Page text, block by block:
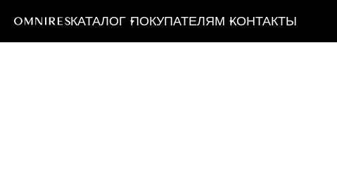
КАТАЛОГ ПОКУПАТЕЛЯМ КОНТАКТЫ